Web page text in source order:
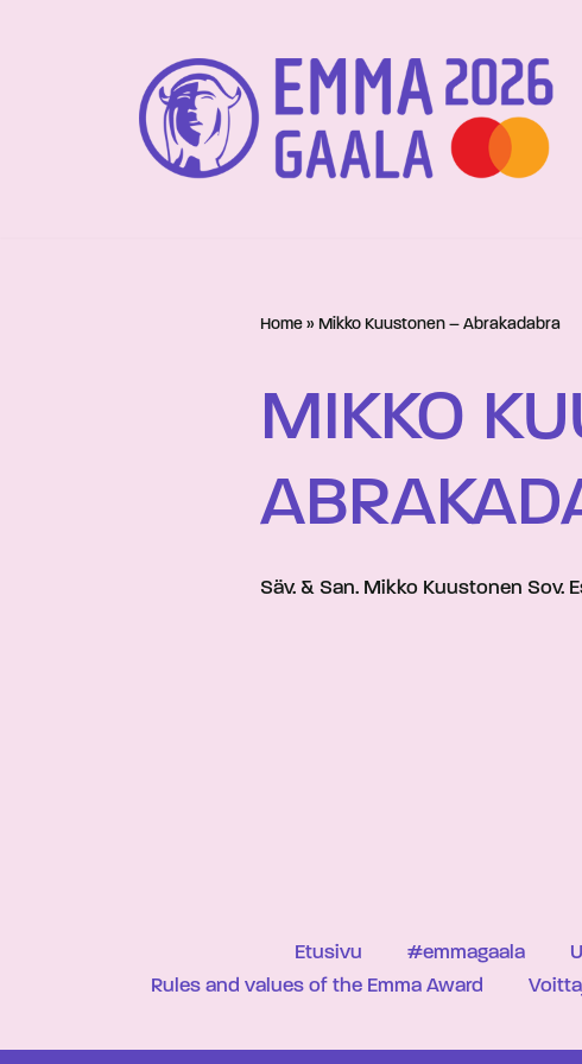
Home » Mikko Kuustonen – Abrakadabra
MIKKO
Säv. & San. Mikko Kuustonen Sov.
Etusivu #emmagaala
Rules and values of the Emma Award